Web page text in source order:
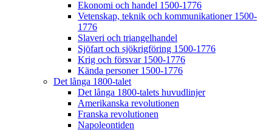
Ekonomi och handel 1500-1776
Vetenskap, teknik och kommunikationer 1500-
1776
Slaveri och triangelhandel
Sjöfart och sjökrigföring 1500-1776
Krig och försvar 1500-1776
Kända personer 1500-1776
Det långa 1800-talet
Det långa 1800-talets huvudlinjer
Amerikanska revolutionen
Franska revolutionen
Napoleontiden